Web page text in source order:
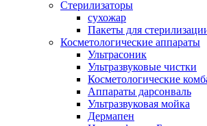
Стерилизаторы
сухожар
Пакеты для
Косметологические аппараты
Ультрасоник
Ультразвуковые чистки
Косметологические
Аппараты дарсонваль
Ультразвуковая мойка
Дермапен